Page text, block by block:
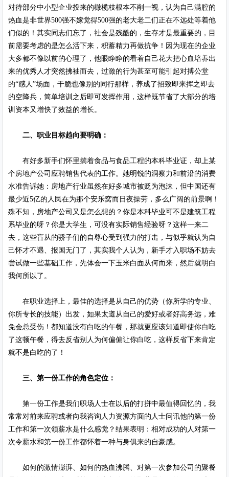
对待部分中小型企业投来的橄榄枝根本不削一视，认为自己满腔的
热血是非世界500强不嫁觉得500强的老大老二们正在不远处等着他
们似的！其实同志们忘了，社会是残酷的，生存才是最重要的，目
前需要考虑的是怎么活下来，积蓄精力再做抗争！因为现在的企业
大多都不像以前的心理了，他眼睁睁的看着自己花大把心血培养出
来的优秀人才突然拂袖而去，过激的行为甚至可能引起对搏公堂
的“感人”场面，干脆也像别的同行那样，养成了招致即来挥之即去
的空降兵，简单培训之后即可发挥作用，这样既节省了大部分的培
训资本又增快了效益的增长。
二、职业目标趋向要明确：
有好多新手们怀里揣着食品与食品工程的本科毕业证，却上某
个房地产公司应聘销售代表的工作。她明锐的洞察力和前沿的消费
水准告诉她：房地产行业虽然在好多城市被贬为泡沫，但中国还有
最少近5亿的人民在为那个安乐窝而日夜操劳，多么广阔的前景啊！
殊不知，房地产公司又是怎么想的？你是本科毕业可不是建筑工程
系毕业的呀？你是大学生，可没有实际销售经验呀？这样一来二
去，这些盲从的骄子们的自尊心受到强力的打击，与似乎就认为自
己怀才不遇、报国无门了，其实我个人认为，新手才入职场不妨去
尝试做一些基础工作，先体会一下玉米白面从何而来，然后就明白
我何所以了。
在职业选择上，最佳的选择是从自己的优势（你所学的专业、
你所专长的技能）出发，如果太遵从自己的爱好或者好高务远，难
免会总受伤！都知道没有白吃的午餐，那就更应该知道即使你白吃
了这顿午餐，得去反省别人为何偏偏让你白吃，这样反省下来肯定
就不是白吃的了！
三、第一份工作的角色定位：
第一份工作是我们职场人士在以后的打拼中最值得回忆的，我
常常对前来应聘或者向我咨询人力资源方面的人士问讯他的第一份
工作和第一次领薪水是什么感觉？结果表明：相对成功的人对第一
次令薪水和第一份工作都怀着一种与身俱来的自豪感。
如何的激情澎湃、如何的热血沸腾、对第一次参加公司的聚餐